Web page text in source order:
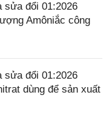
sửa đổi 01:2026
Amôniắc công
sửa đổi 01:2026
dùng để sản xuất